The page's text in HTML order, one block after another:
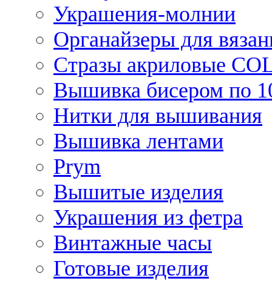
Украшения-молнии
Органайзеры для
Стразы акриловые
Вышивка бисером по
Нитки для вышивания
Вышивка лентами
Prym
Вышитые изделия
Украшения из фетра
Винтажные часы
Готовые изделия